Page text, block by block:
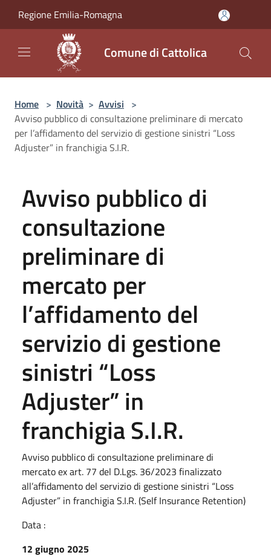
Regione Emilia-Romagna
Comune di Cattolica
Home > Novità > Avvisi >
Avviso pubblico di consultazione preliminare di mercato
per l’affidamento del servizio di gestione sinistri “Loss
Adjuster” in franchigia S.I.R.
Avviso pubblico di
consultazione
preliminare di
mercato per
l’affidamento del
servizio di gestione
sinistri “Loss
Adjuster” in
franchigia S.I.R.
Avviso pubblico di consultazione preliminare di
mercato ex art. 77 del D.Lgs. 36/2023 finalizzato
all’affidamento del servizio di gestione sinistri “Loss
Adjuster” in franchigia S.I.R. (Self Insurance Retention)
Data :
12 giugno 2025